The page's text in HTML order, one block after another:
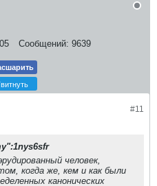
Сообщений: 9639
#11
человек,
когда же, кем и как были
канонических